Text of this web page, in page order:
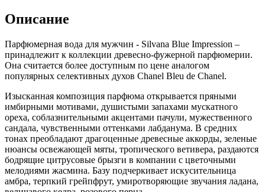
Описание
Парфюмерная вода для мужчин - Silvana Blue Impression –
принадлежит к коллекции древесно-фужерной парфюмерии.
Она считается более доступным по цене аналогом
популярных селективных духов Chanel Bleu de Chanel.
Изысканная композиция парфюма открывается пряными
имбирными мотивами, душистыми запахами мускатного
ореха, соблазнительными акцентами пачули, мужественного
сандала, чувственными оттенками лабданума. В средних
тонах преобладают драгоценные древесные аккорды, зеленые
нюансы освежающей мяты, тропического ветивера, раздаются
бодрящие цитрусовые брызги в компании с цветочными
мелодиями жасмина. Базу подчеркивает искусительница
амбра, терпкий грейпфрут, умиротворяющие звучания ладана,